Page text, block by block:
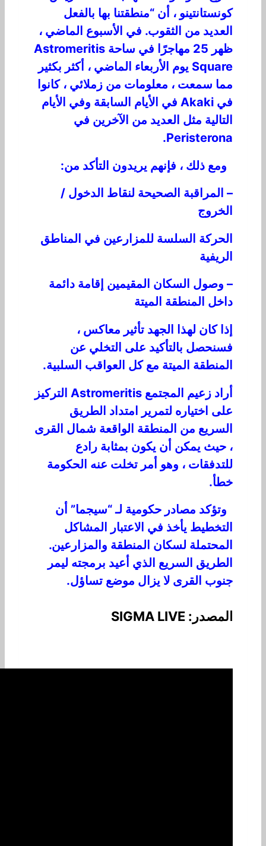
كونستانتينو ، أن “منطقتنا بها بالفعل
العديد من الثقوب. في الأسبوع الماضي ،
ظهر 25 مهاجرًا في ساحة Astromeritis
Square يوم الأربعاء الماضي ، أكثر بكثير
مما سمعت ، معلومات من زملائي ، كانوا
في Akaki في الأيام السابقة وفي الأيام
التالية مثل العديد من الآخرين في
Peristerona.
ومع ذلك ، فإنهم يريدون التأكد من:
– المراقبة الصحيحة لنقاط الدخول /
الخروج
الحركة السلسة للمزارعين في المناطق
الريفية
– وصول السكان المقيمين إقامة دائمة
داخل المنطقة الميتة
إذا كان لهذا الجهد تأثير معاكس ،
فسنحصل بالتأكيد على التخلي عن
المنطقة الميتة مع كل العواقب السلبية.
أراد زعيم المجتمع Astromeritis التركيز
على اختياره لتمرير امتداد الطريق
السريع من المنطقة الواقعة شمال القرى
، حيث يمكن أن يكون بمثابة رادع
للتدفقات ، وهو أمر تخلت عنه الحكومة
خطأ.
وتؤكد مصادر حكومية لـ “سيجما” أن
التخطيط يأخذ في الاعتبار المشاكل
المحتملة لسكان المنطقة والمزارعين.
الطريق السريع الذي أعيد برمجته ليمر
جنوب القرى لا يزال موضع تساؤل.
المصدر: SIGMA LIVE